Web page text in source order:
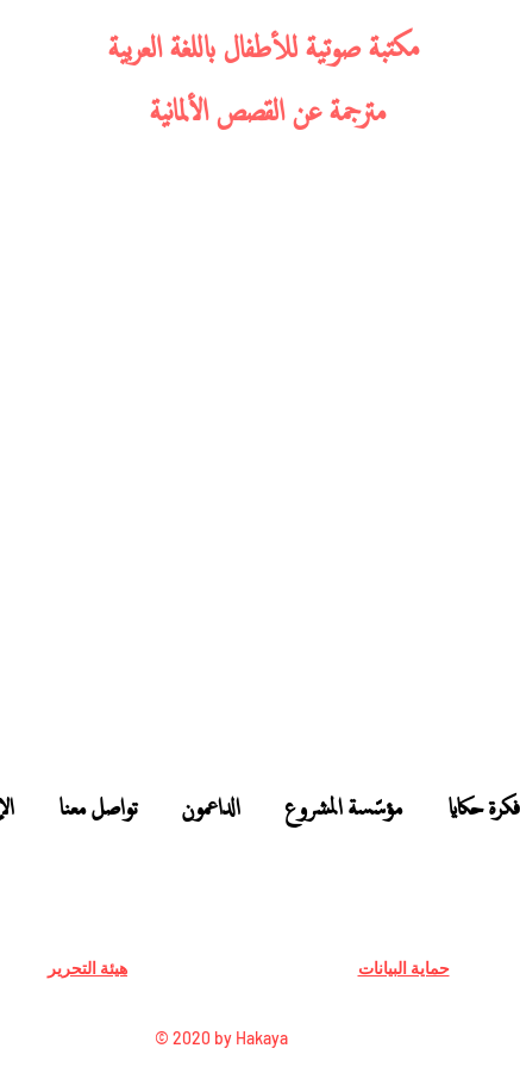
مكتبة صوتية للأطفال باللغة العربية
مترجمة عن القصص الألمانية
فكرة حكايا مؤسّسة المشروع الداعمون تواصل معنا
هيئة التحرير حماية البيانات
© 2020 by Hakaya